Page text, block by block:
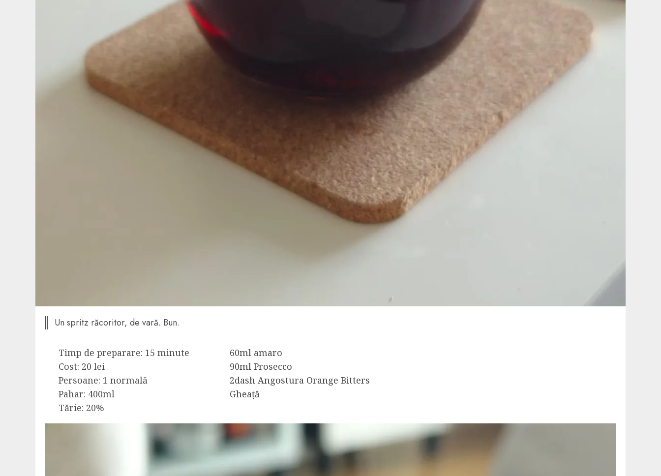
Un spritz răcoritor, de vară. Bun.
Timp de preparare: 15 minute
Cost: 20 lei
Persoane: 1 normală
Pahar: 400ml
Tărie: 20%
60ml amaro
90ml Prosecco
2dash Angostura Orange Bitters
Gheață